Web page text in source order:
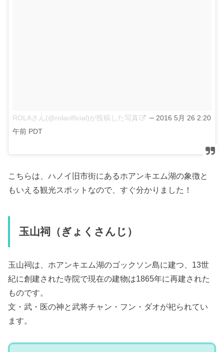
ROLAさん(@rolaofficial)が投稿した写真 – 2016 5月 26 2:20
午前 PDT
こちらは、ハノイ旧市街にあるホアンキエム湖の象徴と
もいえる観光スポットなので、すぐ分かりました！
玉山祠（ぎょくさんじ）
玉山祠は、ホアンキエム湖のゴックソン島に建つ、13世
紀に創建された寺院で現在の建物は1865年に再建された
ものです。
文・武・医の神と武将チャン・フン・ダオが祀られてい
ます。